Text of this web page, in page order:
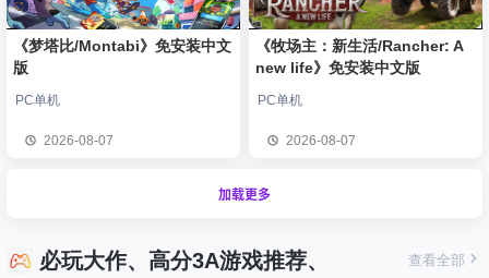
《梦塔比/Montabi》免安装中文
版
PC单机
2026-08-07
《牧场主：新生活/Rancher: A
new life》免安装中文版
PC单机
2026-08-07
加载更多
必玩大作、高分3A游戏推荐、 查看全部